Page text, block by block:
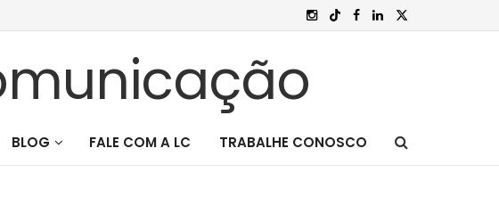
BLOG FALE COM A LC TRABALHE CONOSCO